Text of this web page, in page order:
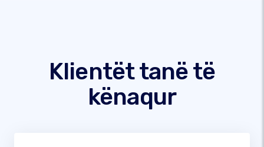
Klientët tanë të
kënaqur